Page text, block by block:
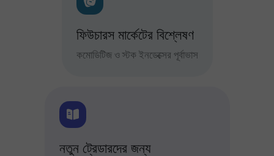
ফিউচারস মার্কেটের বিশ্লেষণ
কমোডিটিজ ও স্টক ইনডেক্সের পূর্বাভাস
নতুন ট্রেডারদের জন্য